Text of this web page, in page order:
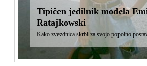
Tipičen jedilnik modela
Ratajkowski
Kako zvezdnica skrbi za svojo popolno